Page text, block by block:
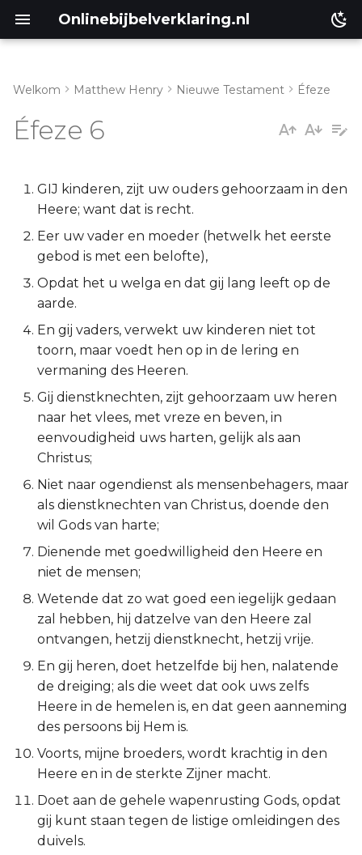
Onlinebijbelverklaring.nl
Leviticus
Numeri
Deuteronomium
Jozua
Richteren
1 Samuël
2 Samuël
1 Koningen
2 Koningen
2 Kronieken
Ezra
Nehémia
Esther
Psalmen
Eféze 6:10-18
Eféze 6:19-24
Welkom Matthew Henry Nieuwe Testament Éfeze
Éfeze 6
GIJ kinderen, zijt uw ouders gehoorzaam in den
Heere; want dat is recht.
Eer uw vader en moeder (hetwelk het eerste
gebod is met een belofte),
Opdat het u welga en dat gij lang leeft op de
aarde.
En gij vaders, verwekt uw kinderen niet tot
toorn, maar voedt hen op in de lering en
vermaning des Heeren.
Gij dienstknechten, zijt gehoorzaam uw heren
naar het vlees, met vreze en beven, in
eenvoudigheid uws harten, gelijk als aan
Christus;
Niet naar ogendienst als mensenbehagers, maar
als dienstknechten van Christus, doende den
wil Gods van harte;
Dienende met goedwilligheid den Heere en
niet de mensen;
Wetende dat zo wat goed een iegelijk gedaan
zal hebben, hij datzelve van den Heere zal
ontvangen, hetzij dienstknecht, hetzij vrije.
En gij heren, doet hetzelfde bij hen, nalatende
de dreiging; als die weet dat ook uws zelfs
Heere in de hemelen is, en dat geen aanneming
des persoons bij Hem is.
Voorts, mijne broeders, wordt krachtig in den
Heere en in de sterkte Zijner macht.
Doet aan de gehele wapenrusting Gods, opdat
gij kunt staan tegen de listige omleidingen des
duivels.